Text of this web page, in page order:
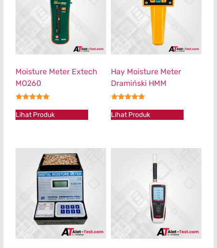
Moisture Meter Extech
MO260
Lihat Produk
Hay Moisture Meter
Dramiński HMM
Lihat Produk